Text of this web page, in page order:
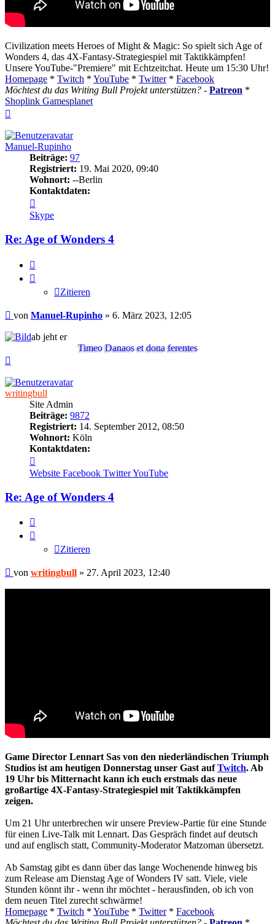
Civilization meets Heroes of Might & Magic: So spielt sich Age of
Wonders 4, das 4X-Fantasy-Strategiespiel mit Taktikkämpfen!
Unsere YouTube-"Premiere" mit Echtzeitchat. Heute um 15:30 Uhr!
Homepage * Twitch * YouTube * Twitter* Facebook
Möchtest du das Writing Bull Projekt unterstützen? - Patreon *
Shoplink Gamesplanet
Manuel-Rupinho
Beiträge: 97
Registriert: 19. Mai 2020, 09:40
Wohnort: --Berlin
Kontaktdaten:
von
Manuel-
Rupinho
Skype
Re: Age of Wonders 4
Zitieren
Beitrag
von Manuel-Rupinho » 6. März 2023, 12:05
ab jeht er
Timeo Danaos et dona ferentes
writingbull
Site Admin
Beiträge: 9872
Registriert: 14. September 2012, 08:50
Wohnort: Köln
Kontaktdaten:
von
writingbull
Website Facebook TwitterYouTube
Re: Age of Wonders 4
Zitieren
Beitrag
von writingbull » 27. April 2023, 12:40
Game Director Lennart Sas von den niederländischen Triumph
Studios ist am heutigen Donnerstag unser Gast aufTwitch. Ab
19 Uhr bis Mitternacht kann ich euch erstmals das neue
großartige 4X-Fantasy-Strategiespiel mit Taktikkämpfen
zeigen.
Um 21 Uhr unterbrechen wir unsere Preview-Partie für eine Stunde
für einen Live-Talk mit Lennart. Das Gespräch findet auf deutsch
und auf englisch statt, Community-Moderator Matzoman übersetzt.
Ab Samstag gibt es dann über das lange Wochenende hinweg bis
zum Release am Dienstag Age of Wonders IV satt. Viele, viele
Stunden könnt ihr - wenn ihr möchtet - herausfinden, ob ich von
dem neuen Titel zurecht schwärme!
Homepage * Twitch * YouTube * Twitter* Facebook